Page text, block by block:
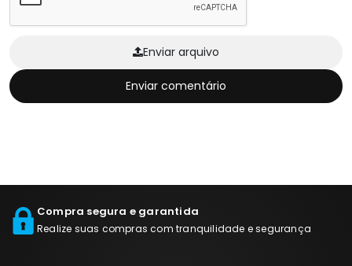
Enviar arquivo
Enviar comentário
Compra segura e garantida
Realize suas compras com tranquilidade e segurança